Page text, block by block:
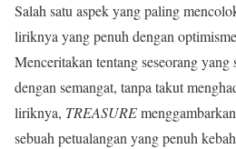
Salah satu aspek yang paling
liriknya yang penuh dengan
Menceritakan tentang seseorang
dengan semangat, tanpa takut
liriknya, TREASURE
sebuah petualangan yang penuh